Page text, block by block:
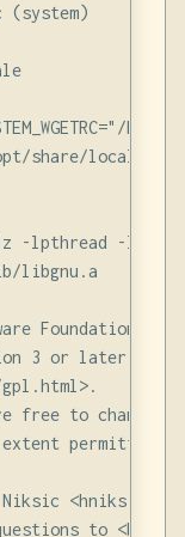
(system)
home/
share/locale" -
-lpthread -lidn
libgnu.a
Foundation,
3 or later
free to change
extent permitted